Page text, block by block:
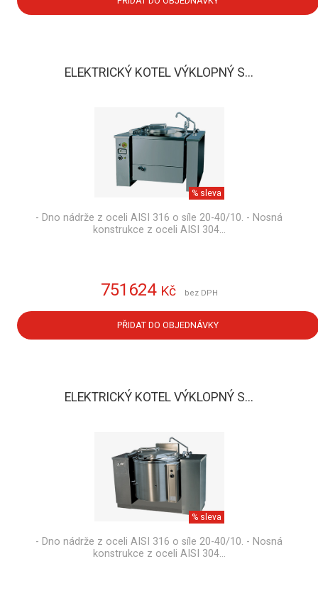
ELEKTRICKÝ KOTEL VÝKLOPNÝ S...
% sleva
- Dno nádrže z oceli AISI 316 o síle 20-40/10. - Nosná
konstrukce z oceli AISI 304…
751624 Kč bez DPH
PŘIDAT DO OBJEDNÁVKY
ELEKTRICKÝ KOTEL VÝKLOPNÝ S...
% sleva
- Dno nádrže z oceli AISI 316 o síle 20-40/10. - Nosná
konstrukce z oceli AISI 304…